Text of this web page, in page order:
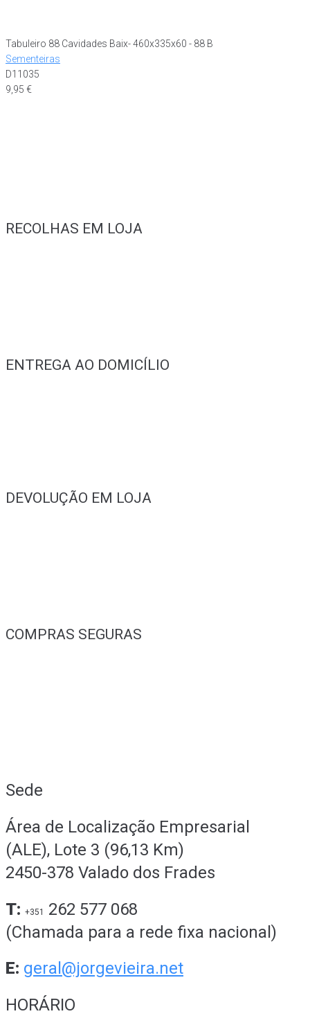
Tabuleiro 88 Cavidades Baix- 460x335x60 - 88 B
Sementeiras
D11035
9,95 €
RECOLHAS EM LOJA
ENTREGA AO DOMICÍLIO
DEVOLUÇÃO EM LOJA
COMPRAS SEGURAS
Sede
Área de Localização Empresarial
(ALE), Lote 3 (96,13 Km)
2450-378 Valado dos Frades
T: +351
262 577 068
(Chamada para a rede fixa nacional)
E: geral@jorgevieira.net
HORÁRIO